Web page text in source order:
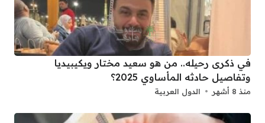
في ذكرى رحيله.. من هو سعيد مختار ويكيبيديا
وتفاصيل حادثه المأساوي 2025؟
منذ 8 أشهر الدول العربية